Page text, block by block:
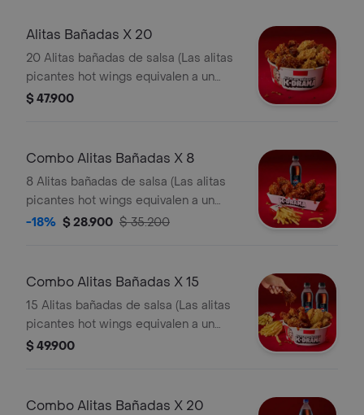
Alitas Bañadas X 20
20 Alitas bañadas de salsa (Las alitas
picantes hot wings equivalen a un
trozo de ala)
$ 47.900
Combo Alitas Bañadas X 8
8 Alitas bañadas de salsa (Las alitas
picantes hot wings equivalen a un
trozo de ala) + 1 Papa Pequeña + 1
-18% $ 28.900 $ 35.200
Combo Alitas Bañadas X 15
15 Alitas bañadas de salsa (Las alitas
picantes hot wings equivalen a un
trozo de ala) + 2 Papa Pequeña + 2
$ 49.900
Combo Alitas Bañadas X 20